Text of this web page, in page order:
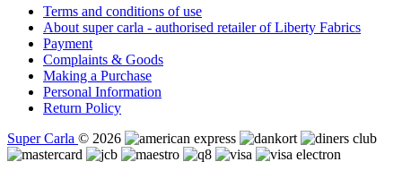
Terms and conditions of use
About super carla - authorised retailer of Liberty Fabrics
Payment
Complaints & Goods
Making a Purchase
Personal Information
Return Policy
Super Carla © 2026